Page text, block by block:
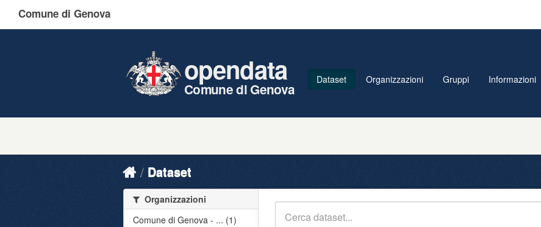
Comune di Genova
opendata
Comune di Genova
Dataset Organizzazioni Gruppi Informazioni
Dataset
Organizzazioni
Comune di Genova - ... (1)